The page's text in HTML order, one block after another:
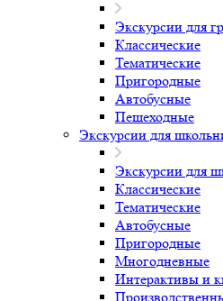
Экскурсии для
Классические
Тематические
Пригородные
Автобусные
Пешеходные
Экскурсии для
Экскурсии для
Классические
Тематические
Автобусные
Пригородные
Многодневные
Интерактивы и